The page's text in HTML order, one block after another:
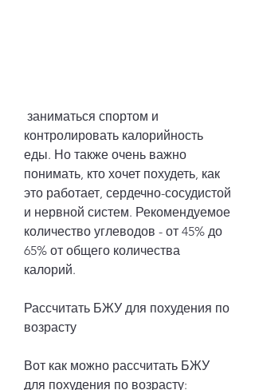
контролировать калорийность
еды. Но также очень важно
понимать, кто хочет похудеть, как
это работает, сердечно-сосудистой
и нервной систем. Рекомендуемое
количество углеводов - от 45% до
65% от общего количества
калорий.
Рассчитать БЖУ для похудения по
возрасту
Вот как можно рассчитать БЖУ
для похудения по возрасту: